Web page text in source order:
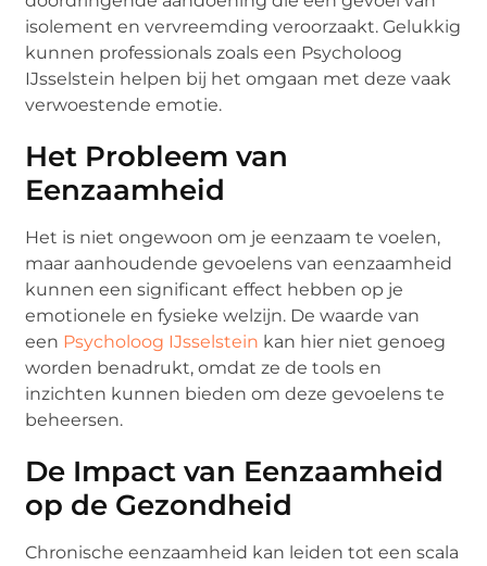
isolement en vervreemding veroorzaakt. Gelukkig
kunnen professionals zoals een Psycholoog
IJsselstein helpen bij het omgaan met deze vaak
verwoestende emotie.
Het Probleem van
Eenzaamheid
Het is niet ongewoon om je eenzaam te voelen,
maar aanhoudende gevoelens van eenzaamheid
kunnen een significant effect hebben op je
emotionele en fysieke welzijn. De waarde van
een Psycholoog IJsselstein kan hier niet genoeg
worden benadrukt, omdat ze de tools en
inzichten kunnen bieden om deze gevoelens te
beheersen.
De Impact van Eenzaamheid
op de Gezondheid
Chronische eenzaamheid kan leiden tot een scala